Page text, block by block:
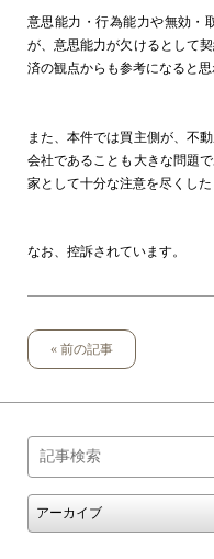
意思能力・行為能力や無効・
が、意思能力が欠けるとして
済の観点からも参考になると思
また、本件では買主側が、不
会社であることも大きな問題
家として十分な注意を尽くし
なお、控訴されています。
« 前の記事